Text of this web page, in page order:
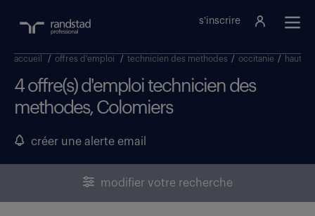
s'inscrire
accueil / offres d'emploi / technicien des methodes / occitanie / haute-
4 offre(s) d'emploi technicien des
methodes, Colomiers
créer une alerte email
modifier votre recherche